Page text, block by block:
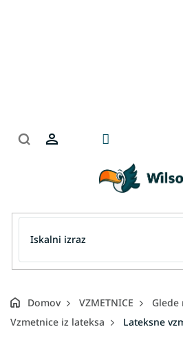
Domov VZMETNICE
Glede
Vzmetnice iz lateksa
Lateksne